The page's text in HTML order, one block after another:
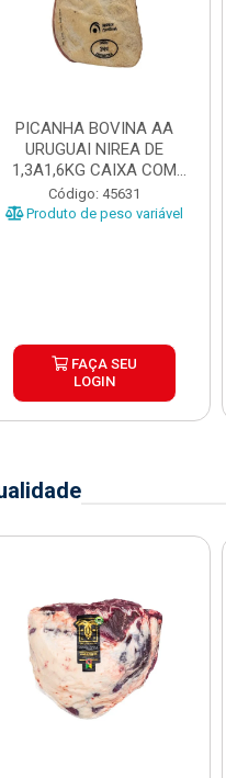
PICANHA BOVINA AA
URUGUAI NIREA DE
1,3A1,6KG CAIXA COM
±15KG
Código: 45631
Produto de peso variável
FAÇA SEU
LOGIN